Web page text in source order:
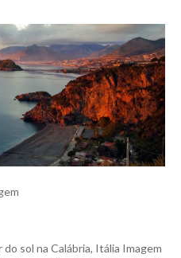
sol na Calábria, Itália Imagem